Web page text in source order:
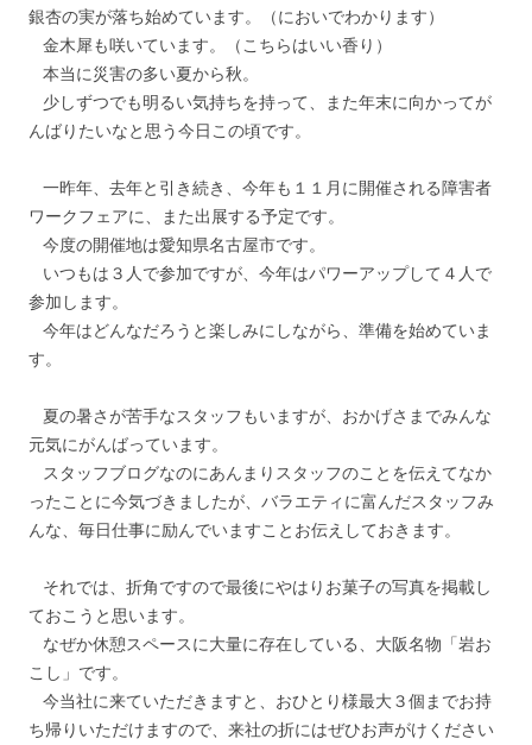
銀杏の実が落ち始めています。（においでわかります）
金木犀も咲いています。（こちらはいい香り）
本当に災害の多い夏から秋。
少しずつでも明るい気持ちを持って、また年末に向かってが
んばりたいなと思う今日この頃です。
一昨年、去年と引き続き、今年も１１月に開催される障害者
ワークフェアに、また出展する予定です。
今度の開催地は愛知県名古屋市です。
いつもは３人で参加ですが、今年はパワーアップして４人で
参加します。
今年はどんなだろうと楽しみにしながら、準備を始めていま
す。
夏の暑さが苦手なスタッフもいますが、おかげさまでみんな
元気にがんばっています。
スタッフブログなのにあんまりスタッフのことを伝えてなか
ったことに今気づきましたが、バラエティに富んだスタッフみ
んな、毎日仕事に励んでいますことお伝えしておきます。
それでは、折角ですので最後にやはりお菓子の写真を掲載し
ておこうと思います。
なぜか休憩スペースに大量に存在している、大阪名物「岩お
こし」です。
今当社に来ていただきますと、おひとり様最大３個までお持
ち帰りいただけますので、来社の折にはぜひお声がけください